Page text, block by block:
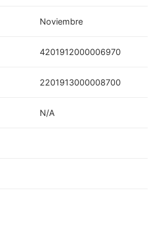
Noviembre
4201912000006970
2201913000008700
N/A